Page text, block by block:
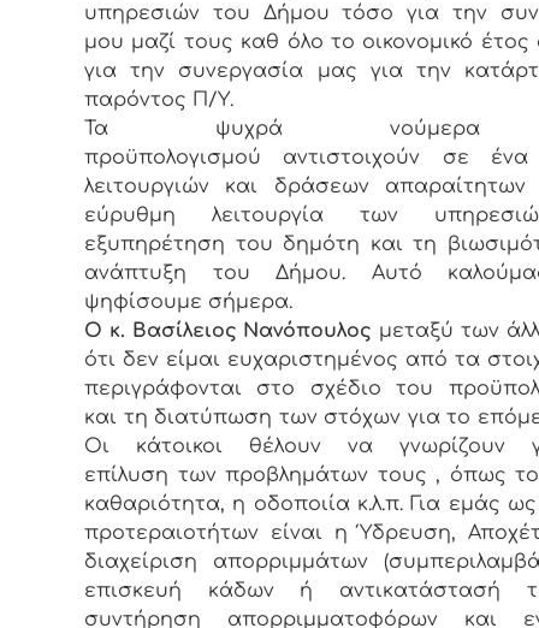
υπηρεσιών του Δήμου τόσο για την
μου μαζί τους καθ όλο το οικονομικό έτος
για την συνεργασία μας για την
παρόντος Π/Υ.
Τα ψυχρά νούμερα
προϋπολογισμού αντιστοιχούν σε
λειτουργιών και δράσεων απαραίτητων
εύρυθμη λειτουργία των
εξυπηρέτηση του δημότη και τη
ανάπτυξη του Δήμου. Αυτό
ψηφίσουμε σήμερα.
Ο κ. Βασίλειος Νανόπουλος μεταξύ των
ότι δεν είμαι ευχαριστημένος από τα
περιγράφονται στο σχέδιο του
και τη διατύπωση των στόχων για το
Οι κάτοικοι θέλουν να γνωρίζουν
επίλυση των προβλημάτων τους , όπως
καθαριότητα, η οδοποιία κ.λ.π. Για εμάς
προτεραιοτήτων είναι η Ύδρευση,
διαχείριση απορριμμάτων
επισκευή κάδων ή αντικατάστασή
συντήρηση απορριμματοφόρων και